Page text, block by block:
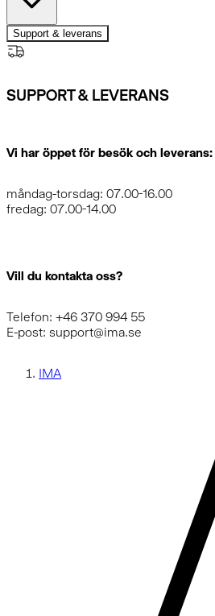
Support & leverans
SUPPORT & LEVERANS
Vi har öppet för besök och leverans:
måndag-torsdag: 07.00-16.00
fredag: 07.00-14.00
Vill du kontakta oss?
Telefon: +46 370 994 55
E-post: support@ima.se
IMA